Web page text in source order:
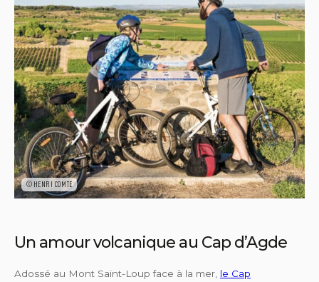
©HENRI COMTE
Un amour volcanique au Cap d’Agde
Adossé au Mont Saint-Loup face à la mer, le Cap